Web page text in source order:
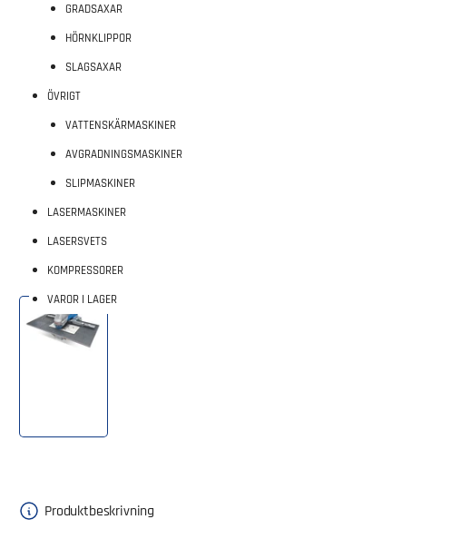
GRADSAXAR
HÖRNKLIPPOR
SLAGSAXAR
ÖVRIGT
VATTENSKÄRMASKINER
AVGRADNINGSMASKINER
SLIPMASKINER
LASERMASKINER
LASERSVETS
KOMPRESSORER
VAROR I LAGER
gallerivy
Produktbeskrivning